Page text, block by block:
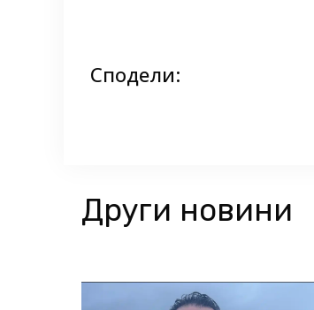
Сподели:
Други новини